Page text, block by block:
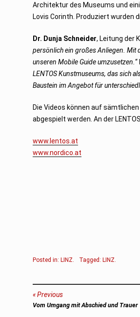
Architektur des Museums und
Lovis Corinth. Produziert wurden
Dr. Dunja Schneider, Leitung der
persönlich ein großes Anliegen. Mit
unseren Mobile Guide umzusetzen.“
LENTOS Kunstmuseums, das sich
Baustein im Angebot für
Die Videos können auf
abgespielt werden. An der
www.lentos.at
www.nordico.at
Posted in:LINZ Tagged:LINZ
Beitragsnavigation
Previous
Previous
Vom Umgang mit Abschied und Trauer